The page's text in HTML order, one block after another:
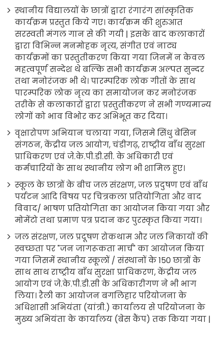
स्थानीय विद्यालयों के छात्रों द्वारा रंगारंग सांस्कृतिक
कार्यक्रम प्रस्तुत किये गए। कार्यक्रम की शुरुआत
सरस्वती मंगल गान से की गयी | इसके बाद कलाकारों
द्वारा विभिन्न मनमोहक नृत्य, संगीत एवं नाट्य
कार्यक्रमों का प्रस्तुतीकरण किया गया जिनमें न केवल
महत्वपूर्ण सन्देश थे बल्कि सभी कार्यक्रम अल्पत सुन्दर
तथा मनोरंजक भी थे। पारम्परिक लोक गीतों के साथ
पारम्परिक लोक नृत्य का समायोजन कर मनोरंजक
तरीके से कलाकारों द्वारा प्रस्तुतीकरण ने सभी गण्यमान्य
लोगों को भाव विभोर कर अभिभूत कर दिया।
वृक्षारोपण अभियान चलाया गया, जिसमे सिंधु बेसिन
संगठन, केंद्रीय जल आयोग, चंडीगढ़, राष्ट्रीय बाँध सुरक्षा
प्राधिकरण एवं जे.के.पी.डी.सी. के अधिकारी एवं
कर्मचारियों के साथ स्थानीय लोग भी शामिल हुए।
स्कूल के छात्रों के बीच जल संरक्षण, जल प्रदुषण एवं बाँध
पर्यटन आदि विषय पर चित्रकला प्रतियोगिता और वाद
विवाद/ भाषण प्रतियोगिता का आयोजन किया गया और
मोमेंटो तथा प्रमाण पत्र प्रदान कर पुरस्कृत किया गया।
जल संरक्षण, जल प्रदूषण रोकथाम और जल निकायों की
स्वच्छता पर "जन जागरूकता मार्च" का आयोजन किया
गया जिसमें स्थानीय स्कूलों / संस्थानों के 150 छात्रों के
साथ साथ राष्ट्रीय बाँध सुरक्षा प्राधिकरण, केंद्रीय जल
आयोग एवं जे.के.पी.डी.सी के अधिकारीगण ने भी भाग
लिया। रैली का आयोजन बगलिहार परियोजना के
अधिशासी अभियंता (यांत्री.) कार्यालय से परियोजना के
मुख्य अभियंता के कार्यालय (बेस कैंप) तक किया गया |